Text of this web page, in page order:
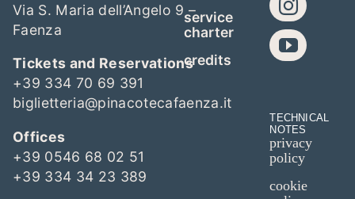
Via S. Maria dell’Angelo 9 –
Faenza
Tickets and Reservations
+39 334 70 69 391
biglietteria@pinacotecafaenza.it
Offices
+39 0546 68 02 51
+39 334 34 23 389
service
charter
credits
TECHNICAL
NOTES
privacy
policy
cookie